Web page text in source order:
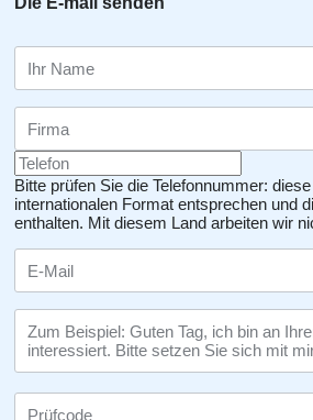
Bitte prüfen Sie die Telefonnummer:
internationalen Format entsprechen und
enthalten. Mit diesem Land arbeiten wir